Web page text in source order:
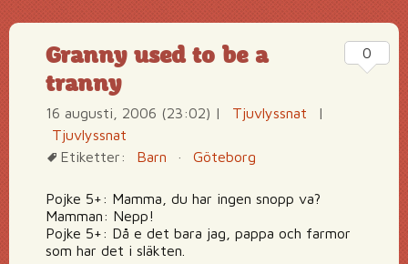
Granny used to be a
tranny
16 augusti, 2006 (23:02) | Tjuvlyssnat
|
Tjuvlyssnat
Etiketter:
Barn · Göteborg
Pojke 5+: Mamma, du har ingen snopp va?
Mamman: Nepp!
Pojke 5+: Då e det bara jag, pappa och farmor
som har det i släkten.
0